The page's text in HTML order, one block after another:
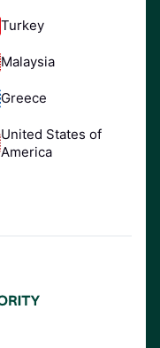
Turkey
Malaysia
Greece
United States of
America